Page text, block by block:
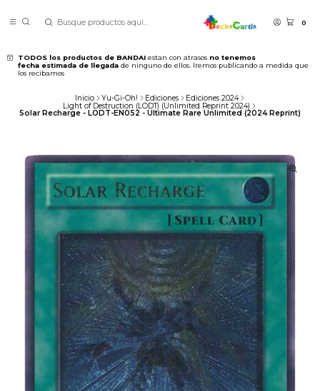
0
TODOS los productos de BANDAI estan con atrasos no tenemos
fecha estimada de llegada de ninguno de ellos. Iremos publicando a medida que
los recibamos
Inicio Yu-Gi-Oh! Ediciones
Ediciones 2024
Light of Destruction (LODT) (Unlimited Reprint 2024)
Solar Recharge - LODT-EN052 - Ultimate Rare Unlimited (2024 Reprint)